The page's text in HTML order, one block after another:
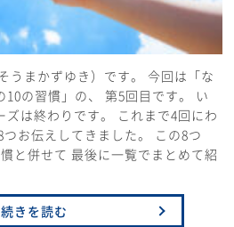
うまかずゆき）です。 今回は「な
の習慣」の、 第5回目です。 い
ズは終わりです。 これまで4回にわ
お伝えしてきました。 この8つ
と併せて 最後に一覧でまとめて紹
続きを読む